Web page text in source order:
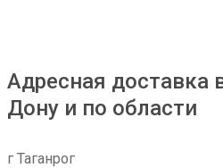
Адресная доставка
Дону и по области
г Таганрог